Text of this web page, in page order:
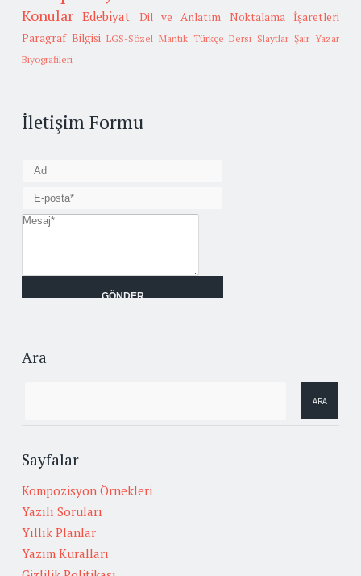
Konular Edebiyat Dil ve Anlatım
Noktalama İşaretleri
Paragraf Bilgisi LGS-Sözel Mantık Türkçe Dersi Slaytlar Şair Yazar
Biyografileri
İletişim Formu
Ara
Sayfalar
Kompozisyon Örnekleri
Yazılı Soruları
Yıllık Planlar
Yazım Kuralları